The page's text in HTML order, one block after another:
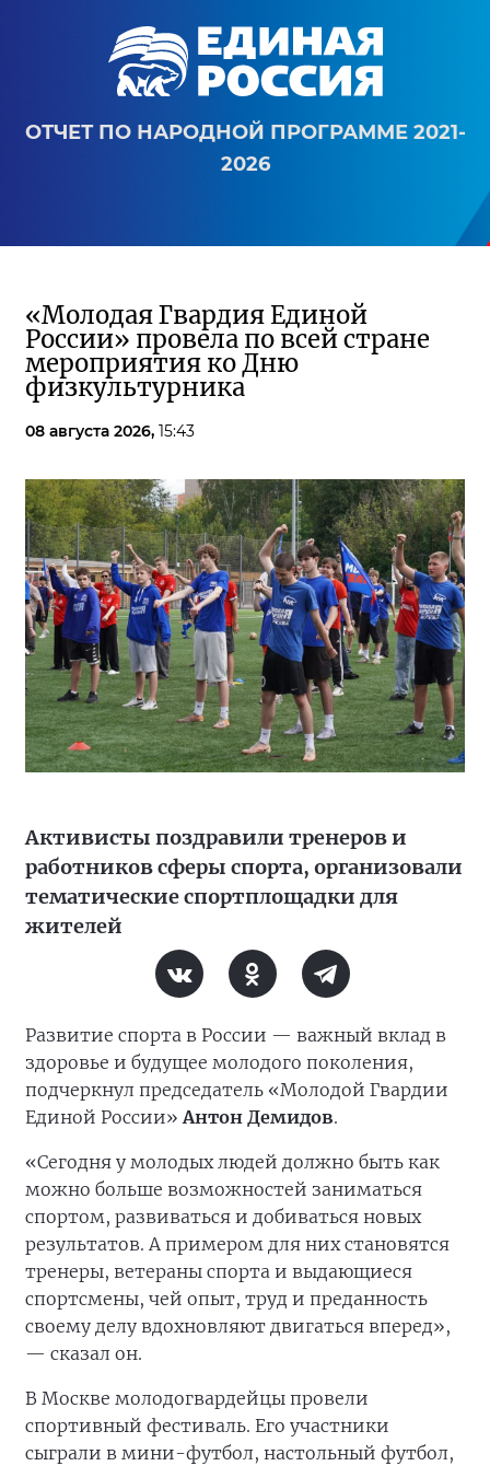
ОТЧЕТ ПО НАРОДНОЙ ПРОГРАММЕ 2021-
2026
«Молодая Гвардия Единой
России» провела по всей стране
мероприятия ко Дню
физкультурника
08 августа 2026, 15:43
Активисты поздравили тренеров и
работников сферы спорта, организовали
тематические спортплощадки для
жителей
Развитие спорта в России — важный вклад в
здоровье и будущее молодого поколения,
подчеркнул председатель «Молодой Гвардии
Единой России»Антон Демидов.
«Сегодня у молодых людей должно быть как
можно больше возможностей заниматься
спортом, развиваться и добиваться новых
результатов. А примером для них становятся
тренеры, ветераны спорта и выдающиеся
спортсмены, чей опыт, труд и преданность
своему делу вдохновляют двигаться вперед»,
— сказал он.
В Москве молодогвардейцы провели
спортивный фестиваль. Его участники
сыграли в мини-футбол, настольный футбол,